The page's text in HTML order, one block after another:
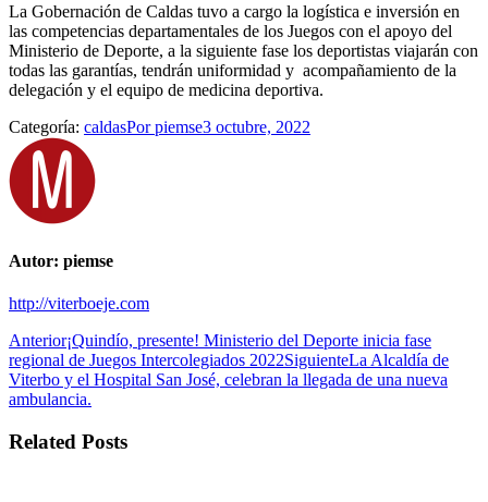
La Gobernación de Caldas tuvo a cargo la logística e inversión en
las competencias departamentales de los Juegos con el apoyo del
Ministerio de Deporte, a la siguiente fase los deportistas viajarán con
todas las garantías, tendrán uniformidad y acompañamiento de la
delegación y el equipo de medicina deportiva.
Categoría: caldasPorpiemse3 octubre, 2022
Autor: piemse
http://viterboeje.com
Navegación
entre
publicaciones
AnteriorPublicación
anterior:
¡Quindío, presente! Ministerio del Deporte inicia fase
regional de Juegos Intercolegiados 2022SiguientePublicación
siguiente:
La Alcaldía de
Viterbo y el Hospital San José, celebran la llegada de una nueva
ambulancia.
Related Posts